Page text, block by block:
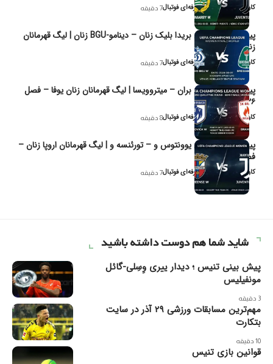
کاوه نیک‌فر، تحلیل‌گر حرفه‌ای فوتبال7 دقیقه
پیش‌بینی و تحلیل بریدا بلیک زنان – دینامو-BGU زنان | لیگ قهرمانان
زنان یوفا
کاوه نیک‌فر، تحلیل‌گر حرفه‌ای فوتبال7 دقیقه
پیش‌بینی و تحلیل بران – میتروویسا | لیگ قهرمانان زنان یوفا – فصل
۲۰۲۶
کاوه نیک‌فر، تحلیل‌گر حرفه‌ای فوتبال8 دقیقه
پیش‌بینی و تحلیل یوونتوس و – تورئنسه و | لیگ قهرمانان اروپا زنان –
فصل ۲۰۲۶
کاوه نیک‌فر، تحلیل‌گر حرفه‌ای فوتبال7 دقیقه
شاید شما هم دوست داشته باشید
پیش بینی تنیس ؛ دیدار ییری وِسِلی-گائل
مونفیلیس
3 دقیقه
مهم‌ترین مسابقات ورزشی ۲۹ آذر در سایت
بتکارت
10 دقیقه
قوانین بازی تنیس